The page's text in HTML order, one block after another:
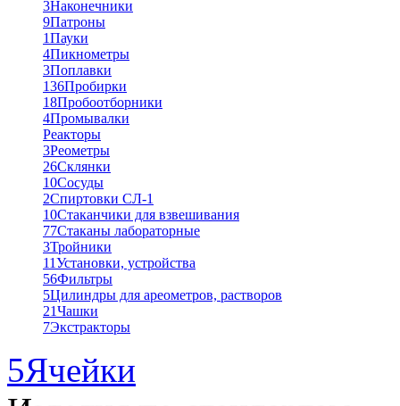
3Наконечники
9Патроны
1Пауки
4Пикнометры
3Поплавки
136Пробирки
18Пробоотборники
4Промывалки
Реакторы
3Реометры
26Склянки
10Сосуды
2Спиртовки СЛ-1
10Стаканчики для взвешивания
77Стаканы лабораторные
3Тройники
11Установки, устройства
56Фильтры
5Цилиндры для ареометров, растворов
21Чашки
7Экстракторы
5Ячейки